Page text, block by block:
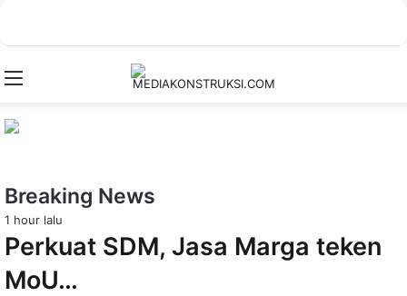
Breaking News
1 hour lalu
Perkuat SDM, Jasa Marga teken
MoU…